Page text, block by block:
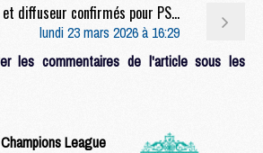
Ligue 1 : Date, horaire et diffuseur confirmés pour PSG/OL
lundi 23 mars 2026 à 16:29
les commentaires de l'article sous les
Champions League